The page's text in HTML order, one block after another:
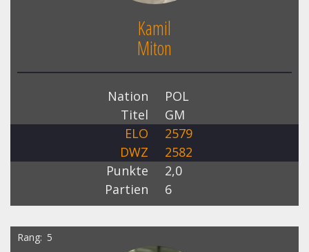
Kamil
Miton
Nation
POL
Titel
GM
ELO
2579
DWZ
2582
Punkte
2,0
Partien
6
Rang 5